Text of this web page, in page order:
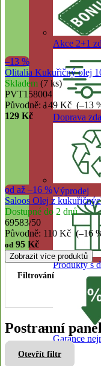
Akce 2+1
Doprava
Výprodej
Produkty s
Garance
Repelenty
Opalování
–13 %
Olitalia Kukuřičný olej
Skladem (7 ks)
PVT158004
Původně:149 Kč (–13
129 Kč
od až –16 %
Saloos Olej z
Dostupné do 2 dnů
69583/50
Původně: 110 Kč (–16
od 95 Kč
Zobrazit více produktů
Postranní panel
Otevřít filtr